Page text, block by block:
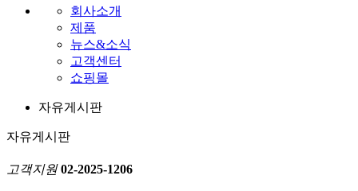
회사소개
제품
뉴스&소식
고객센터
쇼핑몰
자유게시판
자유게시판
고객지원 02-2025-1206